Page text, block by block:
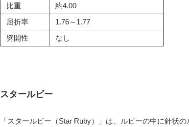
比重
約4.00
屈折率
1.76～1.77
劈開性
なし
スタールビー
「スタールビー（Star Ruby）」は、ルビーの中に針状